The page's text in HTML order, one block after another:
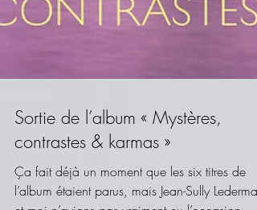
Sortie de l’album « Mystères,
contrastes & karmas »
Ça fait déjà un moment que les six titres de